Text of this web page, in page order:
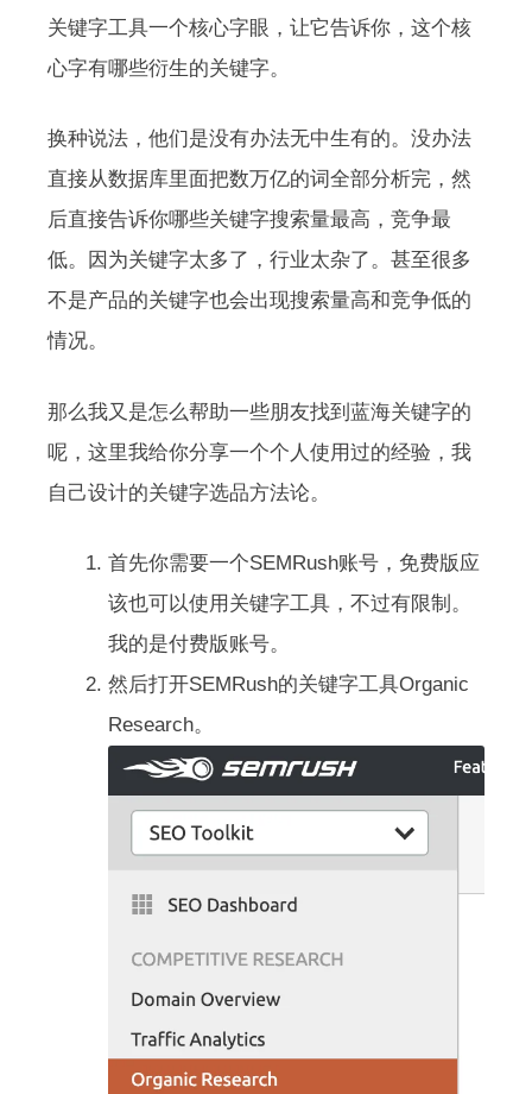
关键字工具一个核心字眼，让它告诉你，这个核
心字有哪些衍生的关键字。
换种说法，他们是没有办法无中生有的。没办法
直接从数据库里面把数万亿的词全部分析完，然
后直接告诉你哪些关键字搜索量最高，竞争最
低。因为关键字太多了，行业太杂了。甚至很多
不是产品的关键字也会出现搜索量高和竞争低的
情况。
那么我又是怎么帮助一些朋友找到蓝海关键字的
呢，这里我给你分享一个个人使用过的经验，我
自己设计的关键字选品方法论。
首先你需要一个SEMRush账号，免费版应
该也可以使用关键字工具，不过有限制。
我的是付费版账号。
然后打开SEMRush的关键字工具Organic
Research。